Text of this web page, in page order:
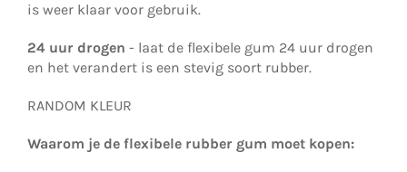
is weer klaar voor gebruik.
24 uur drogen - laat de flexibele gum 24 uur drogen
en het verandert is een stevig soort rubber.
RANDOM KLEUR
Waarom je de flexibele rubber gum moet kopen: